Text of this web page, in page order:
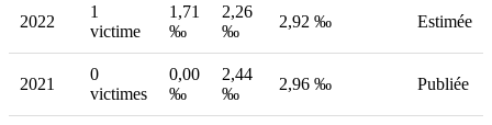
2022
1
victime
1,71
‰
2,26
‰
2,92 ‰ Estimée
2021
0
victimes
0,00
‰
2,44
‰
2,96 ‰ Publiée